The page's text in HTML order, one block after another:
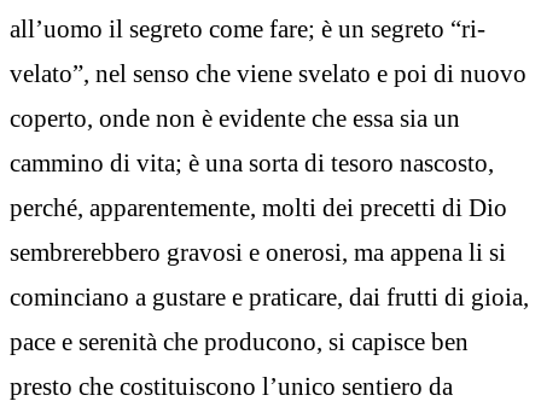
all’uomo il segreto come fare; è un segreto “ri-
velato”, nel senso che viene svelato e poi di nuovo
coperto, onde non è evidente che essa sia un
cammino di vita; è una sorta di tesoro nascosto,
perché, apparentemente, molti dei precetti di Dio
sembrerebbero gravosi e onerosi, ma appena li si
cominciano a gustare e praticare, dai frutti di gioia,
pace e serenità che producono, si capisce ben
presto che costituiscono l’unico sentiero da